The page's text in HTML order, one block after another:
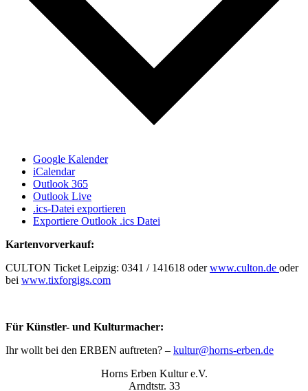
Google Kalender
iCalendar
Outlook 365
Outlook Live
.ics-Datei exportieren
Exportiere Outlook .ics Datei
Kartenvorverkauf:
CULTON Ticket Leipzig: 0341 / 141618 oderwww.culton.de oder
bei www.tixforgigs.com
Für Künstler- und Kulturmacher:
Ihr wollt bei den ERBEN auftreten? – kultur@horns-erben.de
Horns Erben Kultur e.V.
Arndtstr. 33